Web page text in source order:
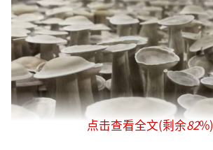
点击查看全文(剩余82%)